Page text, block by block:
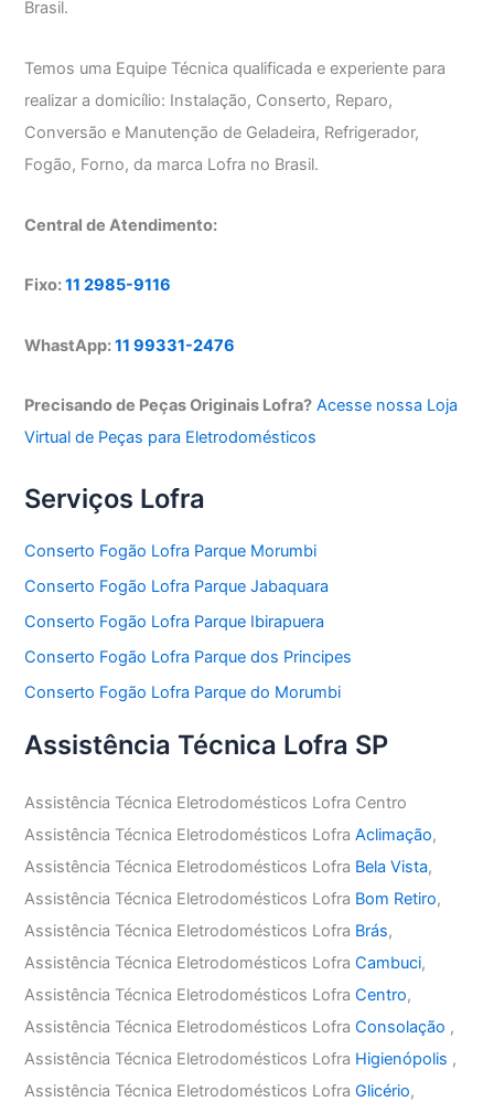
Brasil.
Temos uma Equipe Técnica qualificada e experiente para
realizar a domicílio: Instalação, Conserto, Reparo,
Conversão e Manutenção de Geladeira, Refrigerador,
Fogão, Forno, da marca Lofra no Brasil.
Central de Atendimento:
Fixo:11 2985-9116
WhastApp:11 99331-2476
Precisando de Peças Originais Lofra? Acesse nossa Loja
Virtual de Peças para Eletrodomésticos
Serviços Lofra
Conserto Fogão Lofra Parque Morumbi
Conserto Fogão Lofra Parque Jabaquara
Conserto Fogão Lofra Parque Ibirapuera
Conserto Fogão Lofra Parque dos Principes
Conserto Fogão Lofra Parque do Morumbi
Assistência Técnica Lofra SP
Assistência Técnica Eletrodomésticos Lofra Centro
Assistência Técnica Eletrodomésticos LofraAclimação,
Assistência Técnica Eletrodomésticos Lofra Bela Vista,
Assistência Técnica Eletrodomésticos Lofra Bom Retiro,
Assistência Técnica Eletrodomésticos Lofra Brás,
Assistência Técnica Eletrodomésticos LofraCambuci,
Assistência Técnica Eletrodomésticos LofraCentro,
Assistência Técnica Eletrodomésticos LofraConsolação ,
Assistência Técnica Eletrodomésticos Lofra Higienópolis ,
Assistência Técnica Eletrodomésticos LofraGlicério,